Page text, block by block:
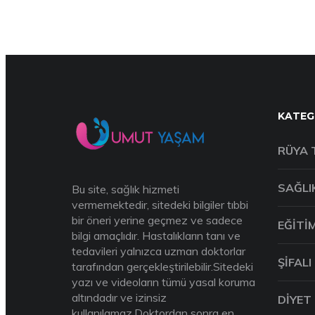
Bu site, sağlık hizmeti
vermemektedir, sitedeki bilgiler tıbbi
bir öneri yerine geçmez ve sadece
bilgi amaçlıdır. Hastalıkların tanı ve
tedavileri yalnızca uzman doktorlar
tarafından gerçekleştirilebilir.Sitedeki
yazı ve videoların tümü yasal koruma
altındadır ve izinsiz
RÜYA
DIYET